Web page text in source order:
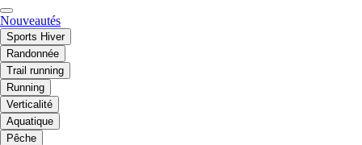
Nouveautés
Sports Hiver
Randonnée
Trail running
Running
Verticalité
Aquatique
Pêche